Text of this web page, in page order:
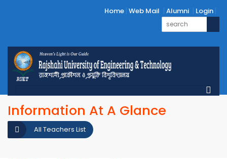
Home Web Mail Alumni Login
Information At A Glance
All Teachers List